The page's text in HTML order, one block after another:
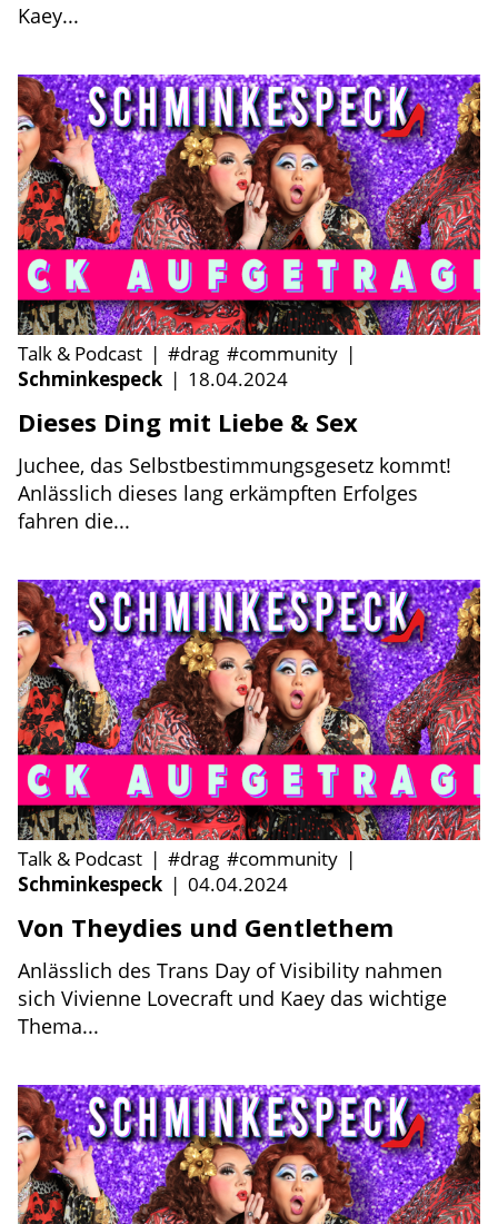
Kaey...
Talk & Podcast | #drag #community |
Schminkespeck | 18.04.2024
Dieses Ding mit Liebe & Sex
Juchee, das Selbstbestimmungsgesetz kommt!
Anlässlich dieses lang erkämpften Erfolges
fahren die...
Talk & Podcast | #drag #community |
Schminkespeck | 04.04.2024
Von Theydies und Gentlethem
Anlässlich des Trans Day of Visibility nahmen
sich Vivienne Lovecraft und Kaey das wichtige
Thema...